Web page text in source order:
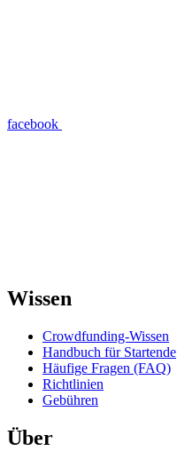
facebook
Wissen
Crowdfunding-Wissen
Handbuch für Startende
Häufige Fragen (FAQ)
Richtlinien
Gebühren
Über